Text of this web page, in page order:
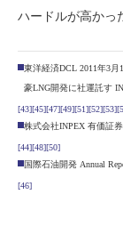
ハードルが高かっ
東洋経済DCL 2011年3
豪LNG開発に社運託す
[43][45][47][49][51][52][53]
株式会社INPEX 有価証
[44][48][50]
国際石油開発 Annual
[46]